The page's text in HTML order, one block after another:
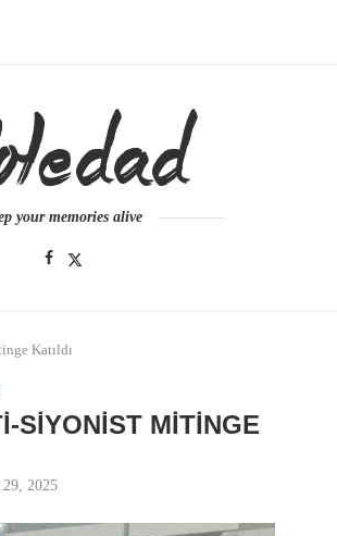
your memories alive
Katıldı
SIYONIST MITINGE
29, 2025